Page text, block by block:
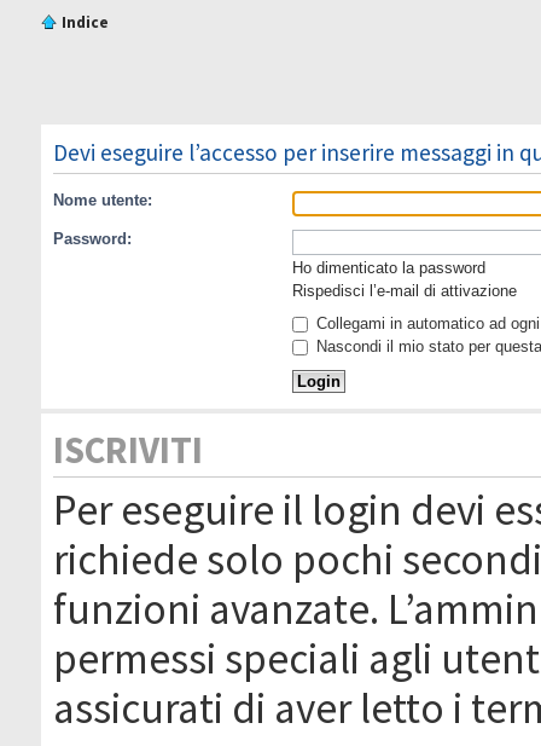
Indice
Devi eseguire l’accesso per inserire messaggi in
Nome utente:
Password:
Ho dimenticato la password
Rispedisci l’e-mail di attivazione
Collegami in automatico ad
Nascondi il mio stato per
ISCRIVITI
Per eseguire il login devi
richiede solo pochi
funzioni avanzate.
permessi speciali agli
assicurati di aver letto i